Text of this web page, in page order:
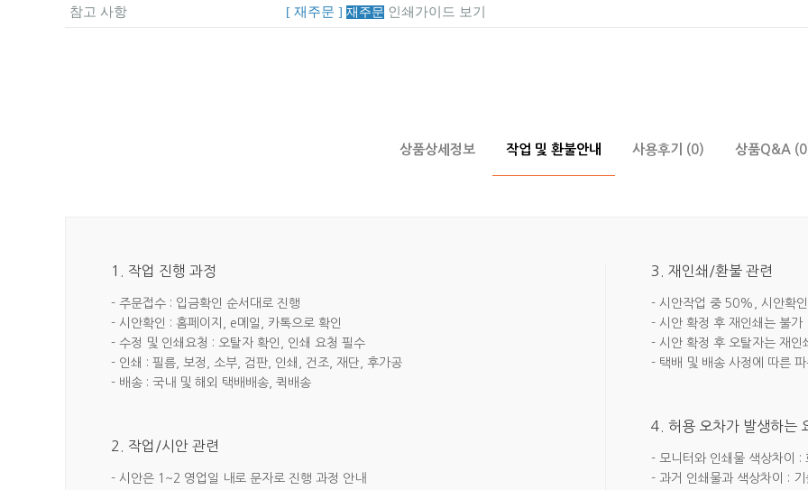
참고 사항 [ 재주문 ] 재주문 인쇄가이드 보기
상품상세정보 작업 및 환불안내 사용후기 (0) 상품Q&A
1. 작업 진행 과정
- 주문접수 : 입금확인 순서대로 진행
- 시안확인 : 홈페이지, e메일, 카톡으로 확인
- 수정 및 인쇄요청 : 오탈자 확인, 인쇄 요청 필수
- 인쇄 : 필름, 보정, 소부, 검판, 인쇄, 건조, 재단, 후가공
- 배송 : 국내 및 해외 택배배송, 퀵배송
2. 작업/시안 관련
- 시안은 1~2 영업일 내로 문자로 진행 과정 안내
3. 재인쇄/환불 관련
- 시안작업 중 50%, 시안확
- 시안 확정 후 재인쇄는 불가
- 시안 확정 후 오탈자는 재인
- 택배 및 배송 사정에 따른
4. 허용 오차가 발생하는
- 모니터와 인쇄물 색상차이
- 과거 인쇄물과 색상차이 :